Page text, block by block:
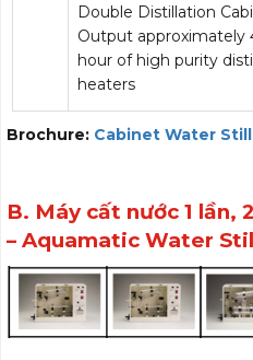
Double Distillation
Output approximately
hour of high purity
heaters
Brochure: Cabinet Water
B. Máy cất nước 1 lần,
– Aquamatic Water